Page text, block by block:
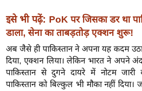
ख्सि
य
त
यं
ग
इं
इसे भी पढ़ें: PoK पर जिसका डर था
डाला, सेना का ताबड़तोड़ एक्शन शुरू!
अब जैसे ही पाकिस्तान ने अपना यह कदम
दिया, एक्शन लिया। लेकिन भारत ने अपने
पाकिस्तान से दुगने दायरे में नोटम जारी
पाकिस्तान को बिल्कुल भी मौका नहीं दिया।